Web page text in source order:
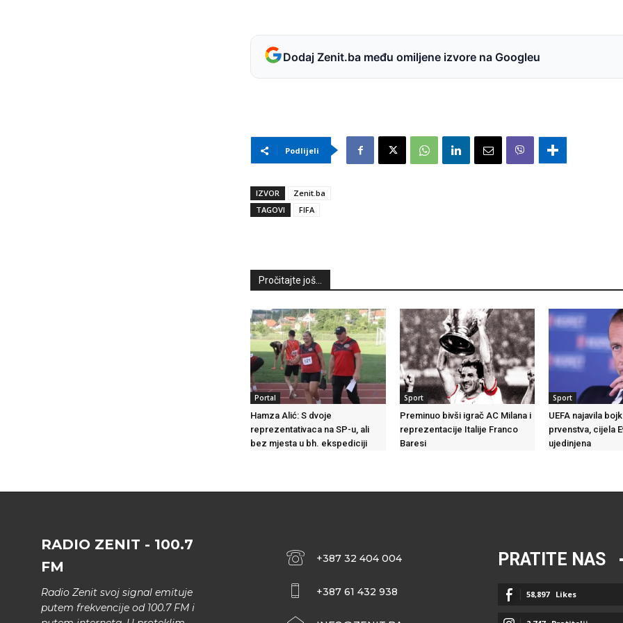
Dodaj Zenit.ba među omiljene izvore na Googleu
Podlijeli
IZVOR
Zenit.ba
TAGOVI
FIFA
Pročitajte još...
Portal
Hamza Alić: S dvoje
reprezentativaca na SP-u, ali
bez mjesta u bh. ekspediciji
Sport
Preminuo bivši igrač AC Milana i
reprezentacije Italije Franco
Baresi
Sport
UEFA najavila
prvenstva, cijela
ujedinjena
RADIO ZENIT - 100.7
FM
Radio Zenit svoj signal emituje
putem frekvencije od 100.7 FM i
+387 32 404 004
+387 61 432 938
PRATITE NAS
58,897 Likes